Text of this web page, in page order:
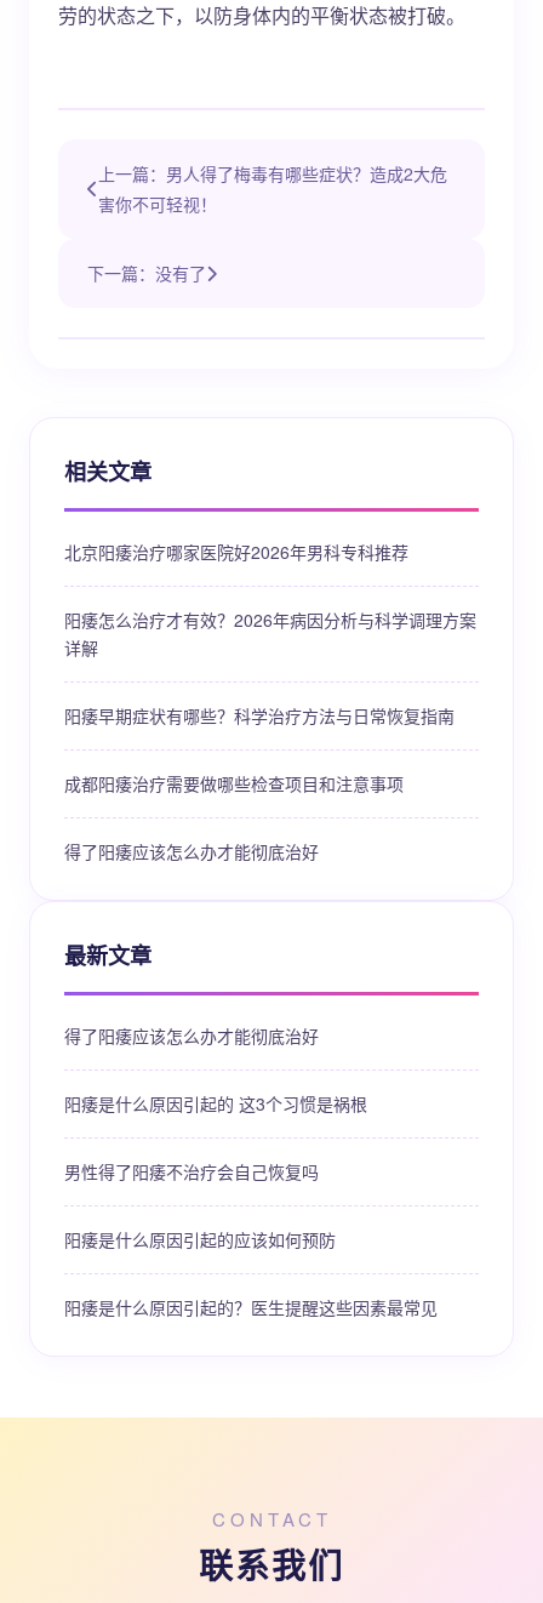
劳的状态之下，以防身体内的平衡状态被打破。
上一篇：男人得了梅毒有哪些症状？造成2大危
害你不可轻视！
下一篇：没有了
相关文章
北京阳痿治疗哪家医院好2026年男科专科推荐
阳痿怎么治疗才有效？2026年病因分析与科学调理方案
详解
阳痿早期症状有哪些？科学治疗方法与日常恢复指南
成都阳痿治疗需要做哪些检查项目和注意事项
得了阳痿应该怎么办才能彻底治好
最新文章
得了阳痿应该怎么办才能彻底治好
阳痿是什么原因引起的 这3个习惯是祸根
男性得了阳痿不治疗会自己恢复吗
阳痿是什么原因引起的应该如何预防
阳痿是什么原因引起的？医生提醒这些因素最常见
CONTACT
联系我们